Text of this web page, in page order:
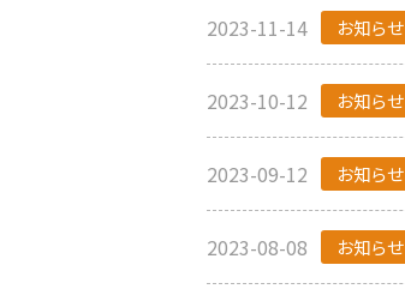
2023-11-14 お知らせ
2023-10-12 お知らせ
2023-09-12 お知らせ
2023-08-08 お知らせ